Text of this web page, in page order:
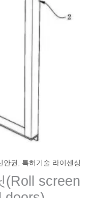
안권 특허기술 라이센싱
(Roll screen